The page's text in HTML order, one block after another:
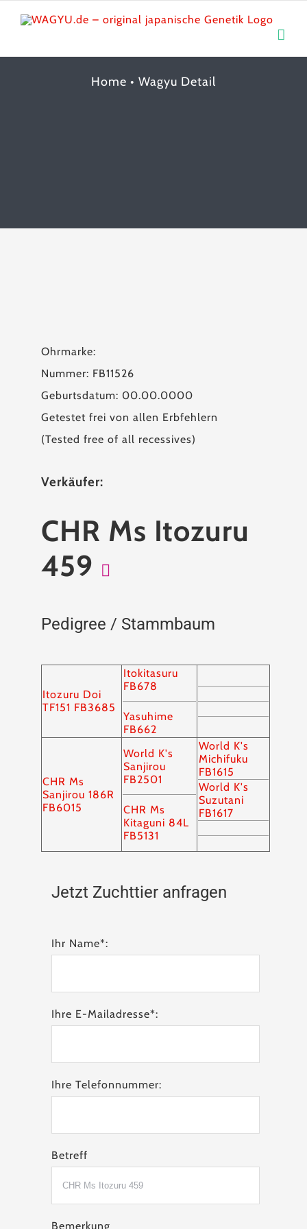
content
Home • Wagyu Detail
Ohrmarke:
Nummer: FB11526
Geburtsdatum: 00.00.0000
Getestet frei von allen Erbfehlern
(Tested free of all recessives)
Verkäufer:
CHR Ms Itozuru
459
Pedigree / Stammbaum
Itozuru Doi
TF151 FB3685
Itokitasuru
FB678
Yasuhime
FB662
CHR Ms
Sanjirou 186R
FB6015
World K's
Sanjirou
FB2501
CHR Ms
Kitaguni 84L
FB5131
World K's
Michifuku
FB1615
World K's
Suzutani
FB1617
Jetzt Zuchttier anfragen
Ihr Name*:
Ihre E-Mailadresse*:
Ihre Telefonnummer:
Betreff
Bemerkung